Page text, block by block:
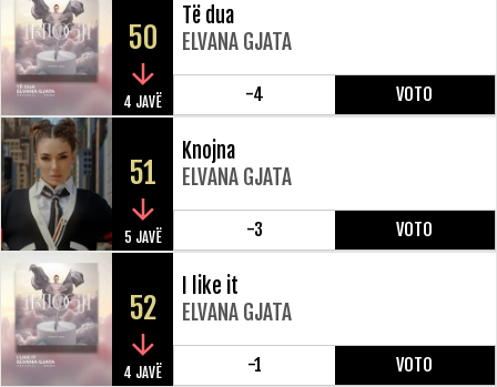
50
4 JAVË
Të dua
ELVANA GJATA
-4 VOTO
51
5 JAVË
Knojna
ELVANA GJATA
-3 VOTO
52
4 JAVË
I like it
ELVANA GJATA
-1 VOTO